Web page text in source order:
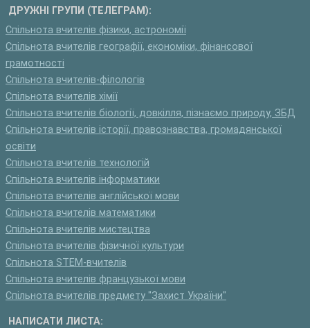
ДРУЖНІ ГРУПИ (ТЕЛЕГРАМ):
Спільнота вчителів фізики, астрономії
Спільнота вчителів географії, економіки, фінансової
грамотності
Спільнота вчителів-філологів
Спільнота вчителів хімії
Спільнота вчителів біології, довкілля, пізнаємо природу, ЗБД
Спільнота вчителів історії, правознавства, громадянської
освіти
Спільнота вчителів технологій
Спільнота вчителів інформатики
Спільнота вчителів англійської мови
Спільнота вчителів математики
Спільнота вчителів мистецтва
Спільнота вчителів фізичної культури
Спільнота STEM-вчителів
Спільнота вчителів французької мови
Спільнота вчителів предмету "Захист України"
НАПИСАТИ ЛИСТА: